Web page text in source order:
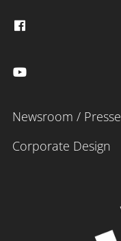
Newsroom / Presse
Corporate Design